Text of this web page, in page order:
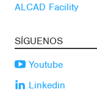
ALCAD Facility
SÍGUENOS
Youtube
Linkedin